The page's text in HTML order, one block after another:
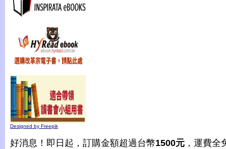
Designed by Freepik
好消息！即日起，訂購金額超過台幣1500元 ，運費全